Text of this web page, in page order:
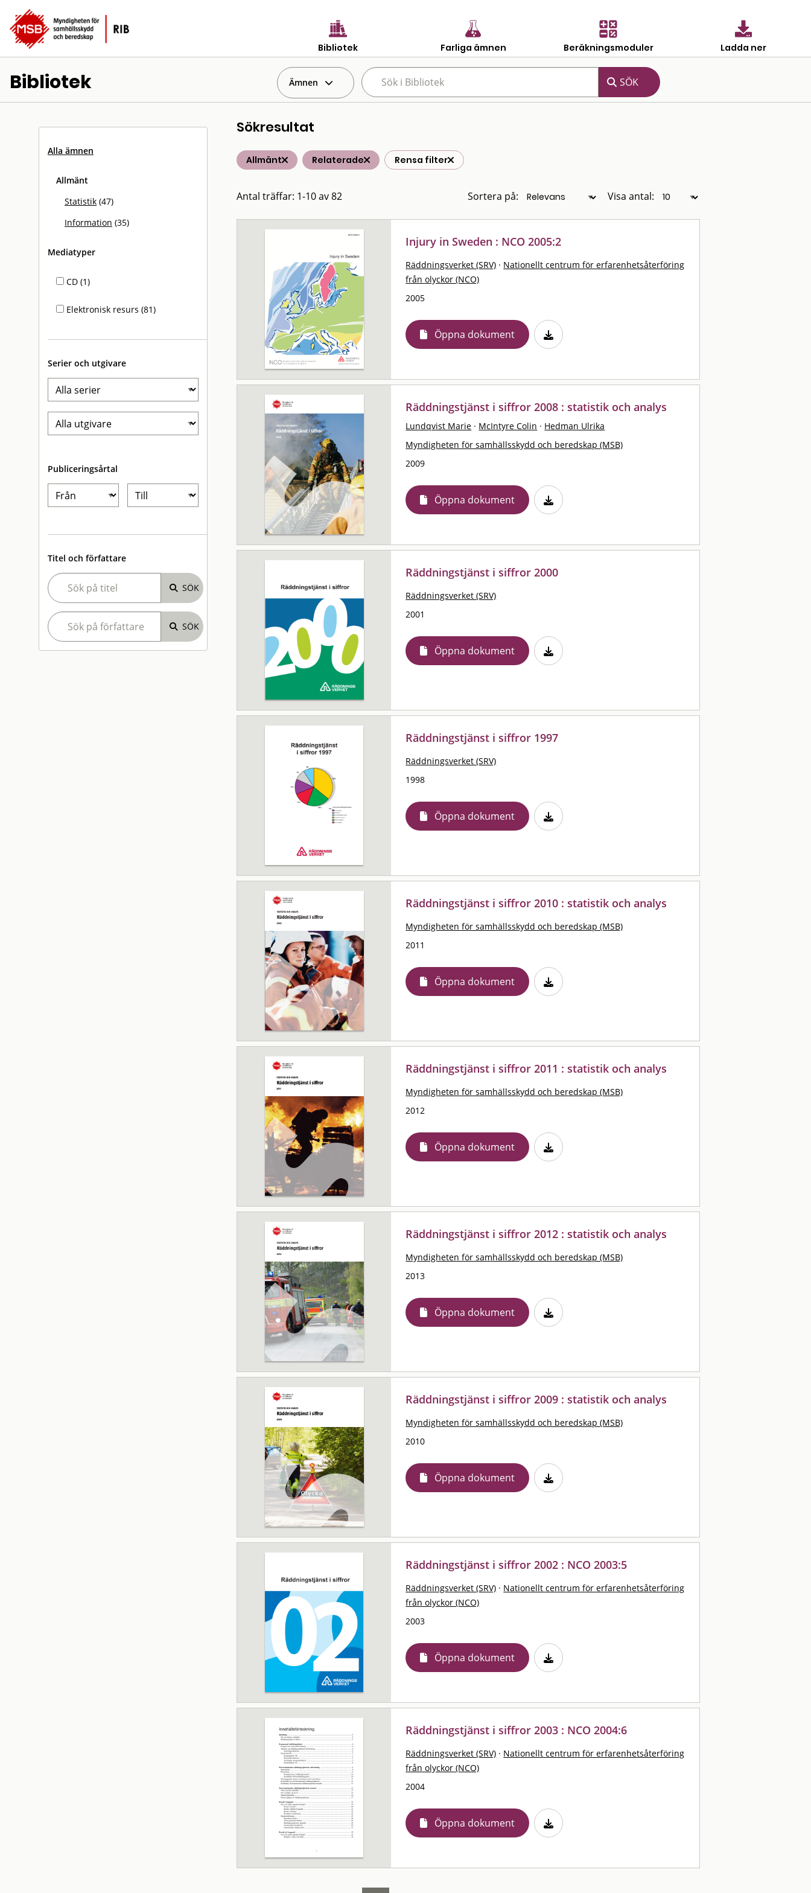
Bibliotek Farliga ämnen Beräkningsmoduler Ladda ner
Bibliotek Ämnen
Alla ämnen
Allmänt
Statistik (47)
Information (35)
Mediatyper
CD (1)
Elektronisk resurs (81)
Serier och utgivare
Publiceringsårtal
Titel och författare
Sökresultat
Allmänt Relaterade Rensa filter
Antal träffar: 1-10 av 82 Sortera på: Visa antal:
Injury in Sweden : NCO 2005:2
Räddningsverket (SRV) · Nationellt centrum för erfarenhetsåterföring
från olyckor (NCO)
2005
Öppna dokument
Räddningstjänst i siffror 2008 : statistik och analys
Lundqvist Marie · McIntyre Colin · Hedman Ulrika
Myndigheten för samhällsskydd och beredskap (MSB)
2009
Öppna dokument
Räddningstjänst i siffror 2000
Räddningsverket (SRV)
2001
Öppna dokument
Räddningstjänst i siffror 1997
Räddningsverket (SRV)
1998
Öppna dokument
Räddningstjänst i siffror 2010 : statistik och analys
Myndigheten för samhällsskydd och beredskap (MSB)
2011
Öppna dokument
Räddningstjänst i siffror 2011 : statistik och analys
Myndigheten för samhällsskydd och beredskap (MSB)
2012
Öppna dokument
Räddningstjänst i siffror 2012 : statistik och analys
Myndigheten för samhällsskydd och beredskap (MSB)
2013
Öppna dokument
Räddningstjänst i siffror 2009 : statistik och analys
Myndigheten för samhällsskydd och beredskap (MSB)
2010
Öppna dokument
Räddningstjänst i siffror 2002 : NCO 2003:5
Räddningsverket (SRV) · Nationellt centrum för erfarenhetsåterföring
från olyckor (NCO)
2003
Öppna dokument
Räddningstjänst i siffror 2003 : NCO 2004:6
Räddningsverket (SRV) · Nationellt centrum för erfarenhetsåterföring
från olyckor (NCO)
2004
Öppna dokument